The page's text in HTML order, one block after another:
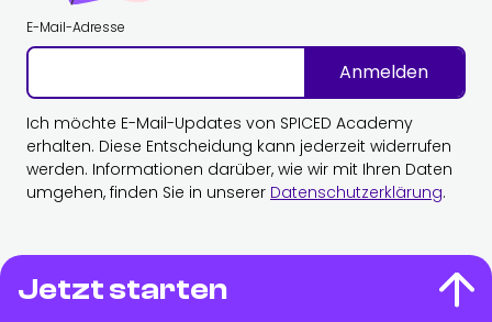
E-Mail-Adresse
Anmelden
Ich möchte E-Mail-Updates von SPICED Academy
erhalten. Diese Entscheidung kann jederzeit widerrufen
werden. Informationen darüber, wie wir mit Ihren Daten
umgehen, finden Sie in unserer Datenschutzerklärung.
Jetzt starten